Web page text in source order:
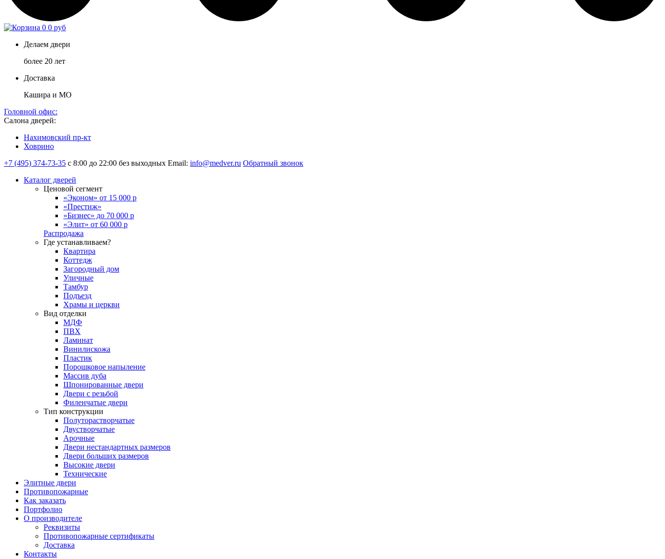
0 0 руб
Делаем двери
более 20 лет
Доставка
Кашира и МО
Головной офис:
Салона дверей:
Нахимовский пр-кт
Ховрино
+7 (495) 374-73-35 с 8:00 до 22:00 без выходных Email: info@medver.ru Обратный звонок
Каталог дверей
Ценовой сегмент
«Эконом» от 15 000 р
«Престиж»
«Бизнес» до 70 000 р
«Элит» от 60 000 р
Распродажа
Где устанавливаем?
Квартира
Коттедж
Загородный дом
Уличные
Тамбур
Подъезд
Храмы и церкви
Вид отделки
МДФ
ПВХ
Ламинат
Винилискожа
Пластик
Порошковое напыление
Массив дуба
Шпонированные двери
Двери с резьбой
Филенчатые двери
Тип конструкции
Полуторастворчатые
Двустворчатые
Арочные
Двери нестандартных размеров
Двери больших размеров
Высокие двери
Технические
Элитные двери
Противопожарные
Как заказать
Портфолио
О производителе
Реквизиты
Противопожарные сертификаты
Доставка
Контакты